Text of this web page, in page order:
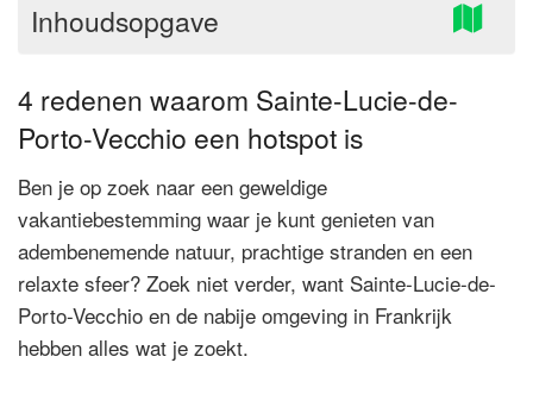
Inhoudsopgave
4 redenen waarom Sainte-Lucie-de-
Porto-Vecchio een hotspot is
Ben je op zoek naar een geweldige
vakantiebestemming waar je kunt genieten van
adembenemende natuur, prachtige stranden en een
relaxte sfeer? Zoek niet verder, want Sainte-Lucie-de-
Porto-Vecchio en de nabije omgeving in Frankrijk
hebben alles wat je zoekt.